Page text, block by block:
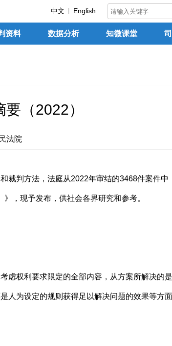
中文 English
资料 数据分析 知微课堂
（2022）
法院
裁判方法，法庭从2022年审结的3468件案件中
，现予发布，供社会各界研究和参考。
权利要求限定的全部内容，从方案所解决的是
人为设定的规则获得足以解决问题的效果等方面